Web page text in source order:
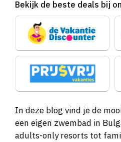
Bekijk de beste deals bij
In deze blog vind je de
een eigen zwembad in
adults-only resorts tot